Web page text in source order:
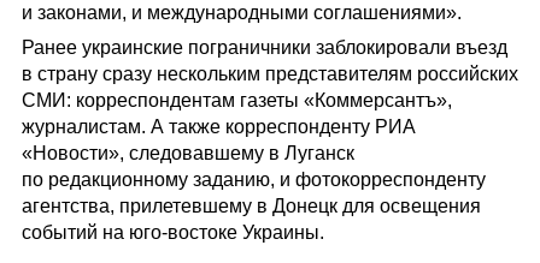
и законами, и международными соглашениями».
Ранее украинские пограничники заблокировали въезд
в страну сразу нескольким представителям российских
СМИ: корреспондентам газеты «Коммерсантъ»,
журналистам. А также корреспонденту РИА
«Новости», следовавшему в Луганск
по редакционному заданию, и фотокорреспонденту
агентства, прилетевшему в Донецк для освещения
событий на юго-востоке Украины.